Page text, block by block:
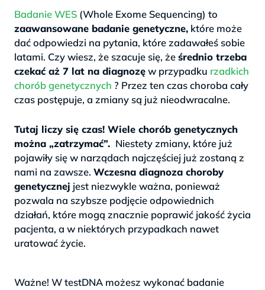
Badanie WES (Whole Exome Sequencing) to
zaawansowane badanie genetyczne, które może
dać odpowiedzi na pytania, które zadawałeś sobie
latami. Czy wiesz, że szacuje się, żeśrednio trzeba
czekać aż 7 lat na diagnozęw przypadku rzadkich
chorób genetycznych ? Przez ten czas choroba cały
czas postępuje, a zmiany są już nieodwracalne.
Tutaj liczy się czas! Wiele chorób genetycznych
można „zatrzymać”. Niestety zmiany, które już
pojawiły się w narządach najczęściej już zostaną z
nami na zawsze. Wczesna diagnoza choroby
genetycznej jest niezwykle ważna, ponieważ
pozwala na szybsze podjęcie odpowiednich
działań, które mogą znacznie poprawić jakość życia
pacjenta, a w niektórych przypadkach nawet
uratować życie.
Ważne! W testDNA możesz wykonać badanie